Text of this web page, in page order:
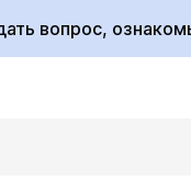
вопрос,